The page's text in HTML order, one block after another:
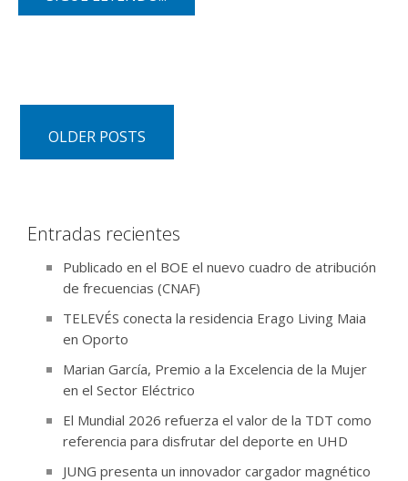
OLDER POSTS
Entradas recientes
Publicado en el BOE el nuevo cuadro de atribución
de frecuencias (CNAF)
TELEVÉS conecta la residencia Erago Living Maia
en Oporto
Marian García, Premio a la Excelencia de la Mujer
en el Sector Eléctrico
El Mundial 2026 refuerza el valor de la TDT como
referencia para disfrutar del deporte en UHD
JUNG presenta un innovador cargador magnético